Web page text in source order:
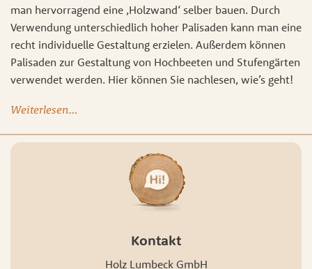
man hervorragend eine ‚Holzwand‘ selber bauen. Durch
Verwendung unterschiedlich hoher Palisaden kann man eine
recht individuelle Gestaltung erzielen. Außerdem können
Palisaden zur Gestaltung von Hochbeeten und Stufengärten
verwendet werden. Hier können Sie nachlesen, wie’s geht!
Weiterlesen…
Kontakt
Holz Lumbeck GmbH